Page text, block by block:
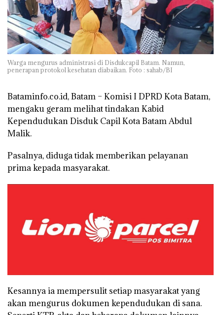
Warga mengurus administrasi di Disdukcapil Batam. Namun,
penerapan protokol kesehatan diabaikan. Foto : sahab/BI
Bataminfo.co.id, Batam – Komisi I DPRD Kota Batam,
mengaku geram melihat tindakan Kabid
Kependudukan Disduk Capil Kota Batam Abdul
Malik.
Pasalnya, diduga tidak memberikan pelayanan
prima kepada masyarakat.
Kesannya ia mempersulit setiap masyarakat yang
akan mengurus dokumen kependudukan di sana.